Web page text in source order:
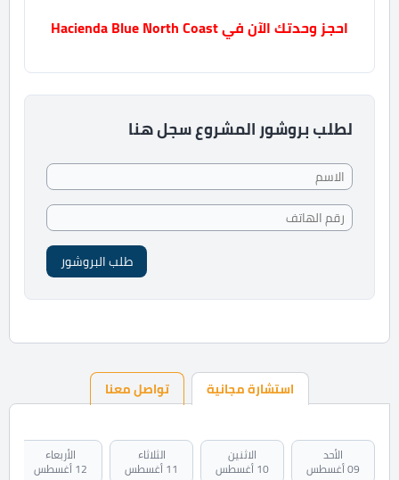
احجز وحدتك الآن في Hacienda Blue North Coast
لطلب بروشور المشروع سجل هنا
طلب البروشور
استشارة مجانية تواصل معنا
الأحد
09 أغسطس
الاثنين
10 أغسطس
الثلاثاء
11 أغسطس
الأربعاء
12 أغسطس